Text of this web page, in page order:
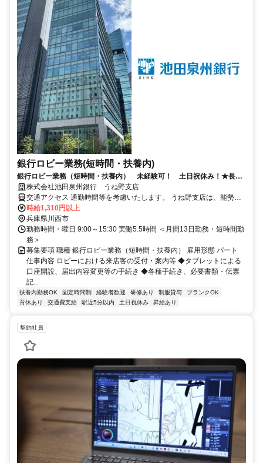
銀行ロビー業務(短時間・扶養内)
銀行ロビー業務（短時間・扶養内） 未経験可！ 土日祝休み！★長期
で安定して勤務いただける環境です！
株式会社池田泉州銀行 うね野支店
交通アクセス 通勤時間等を考慮いたします。 うね野支店は、能勢電
鉄「畦野」駅前にあり、駅チカで通勤ラクラク！ お隣にはコープが
あります。主に個人のお客さまへのサービスに特化したお店です。
時給1,310円以上
兵庫県川西市
勤務時間・曜日 9:00～15:30 実働5.5時間 ＜月間13日勤務・短時間勤
務＞
募集要項 職種 銀行ロビー業務（短時間・扶養内） 雇用形態 パート
仕事内容 ロビーにおける来店客の受付・案内等 ◆タブレットによる
口座開設、届出内容変更等の手続き ◆各種手続き、必要書類・伝票
記...
扶養内勤務OK 固定時間制 経験者歓迎 研修あり 制服貸与
ブランクOK
育休あり
交通費支給 駅近5分以内 土日祝休み 昇給あり
契約社員